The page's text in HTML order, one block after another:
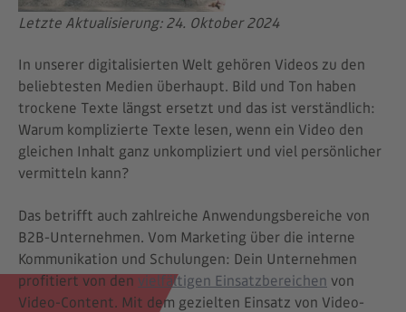
Letzte Aktualisierung: 24. Oktober 2024
In unserer digitalisierten Welt gehören Videos zu den
beliebtesten Medien überhaupt. Bild und Ton haben
trockene Texte längst ersetzt und das ist verständlich:
Warum komplizierte Texte lesen, wenn ein Video den
gleichen Inhalt ganz unkompliziert und viel persönlicher
vermitteln kann?
Das betrifft auch zahlreiche Anwendungsbereiche von
B2B-Unternehmen. Vom Marketing über die interne
Kommunikation und Schulungen: Dein Unternehmen
profitiert von denvielfältigen Einsatzbereichen von
Video-Content. Mit dem gezielten Einsatz von Video-